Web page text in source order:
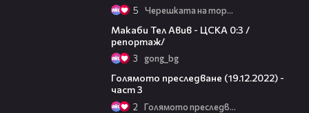
5 Черешката на тортата
Макаби Тел Авив - ЦСКА 0:3 /
репортаж/
3 gong_bg
Голямото преследване (19.12.2022) -
част 3
2 Голямото преследване